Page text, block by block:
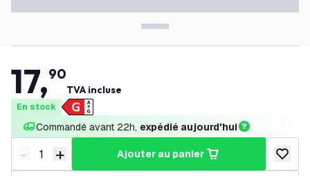
17,90
TVA incluse
En stock
Commandé avant 22h, expédié aujourd'hui
Diminuer la quantité
- Augmenter la quantité
+ ajouter au panier